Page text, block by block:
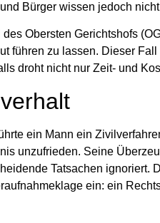
Bürger wissen jedoch
Obersten Gerichtshofs
führen zu lassen. Dieser
droht nicht nur Zeit- und
ein Mann ein
unzufrieden. Seine
Tatsachen ignoriert.
ein: ein